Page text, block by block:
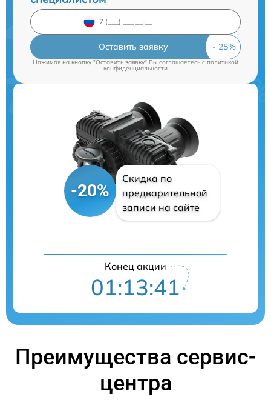
Оставить заявку
Нажимая на кнопку "Оставить заявку" Вы соглашаетесь cполитикой
конфиденциальности
-20%
Скидка по
предварительной
записи на сайте
Конец акции
01:13:41
Преимущества сервис-
центра